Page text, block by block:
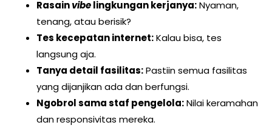
Rasainvibelingkungan kerjanya:Nyaman,
tenang, atau berisik?
Tes kecepatan internet:Kalau bisa, tes
langsung aja.
Tanya detail fasilitas:Pastiin semua fasilitas
yang dijanjikan ada dan berfungsi.
Ngobrol sama staf pengelola:Nilai keramahan
dan responsivitas mereka.